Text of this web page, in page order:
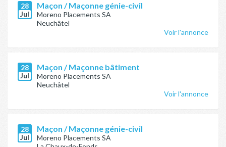
28
Jul
Maçon / Maçonne génie-civil
Moreno Placements SA
Neuchâtel
Voir l'annonce
28
Jul
Maçon / Maçonne bâtiment
Moreno Placements SA
Neuchâtel
Voir l'annonce
28
Jul
Maçon / Maçonne génie-civil
Moreno Placements SA